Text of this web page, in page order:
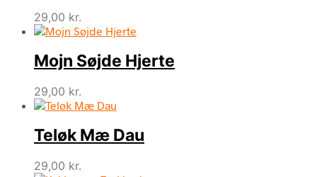
29,00 kr.
Mojn Søjde Hjerte
29,00 kr.
Teløk Mæ Dau
29,00 kr.